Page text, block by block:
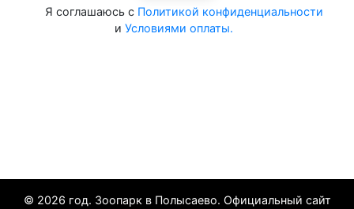
Я соглашаюсь с Политикой конфиденциальности
и Условиями оплаты.
© 2026 год. Зоопарк в Полысаево. Официальный сайт